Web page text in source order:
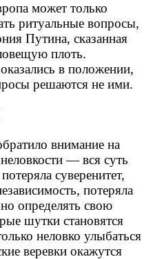
может только
ритуальные вопросы,
Путина, сказанная
плоть.
в положении,
решаются не ими.
внимание на
— вся суть
суверенитет,
потеряла
определять свою
шутки становятся
неловко улыбаться
веревки окажутся